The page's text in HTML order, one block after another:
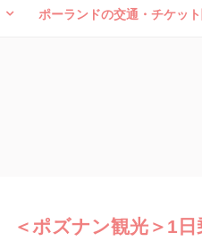
ポーランドの交通・チケッ
＜ポズナン観光＞1